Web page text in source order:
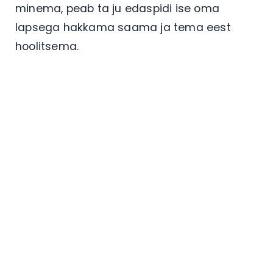
minema, peab ta ju edaspidi ise oma
lapsega hakkama saama ja tema eest
hoolitsema.